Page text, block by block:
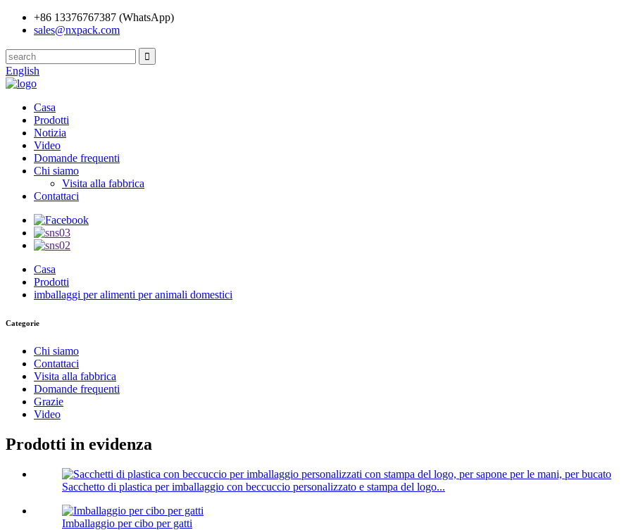
+86 13376767387 (WhatsApp)
sales@nxpack.com
English
Casa
Prodotti
Notizia
Video
Domande frequenti
Chi siamo
Visita alla fabbrica
Contattaci
Casa
Prodotti
imballaggi per alimenti per animali domestici
Categorie
Chi siamo
Contattaci
Visita alla fabbrica
Domande frequenti
Grazie
Video
Prodotti in evidenza
Sacchetto di plastica per imballaggio con beccuccio personalizzato e stampa del logo...
Imballaggio per cibo per gatti